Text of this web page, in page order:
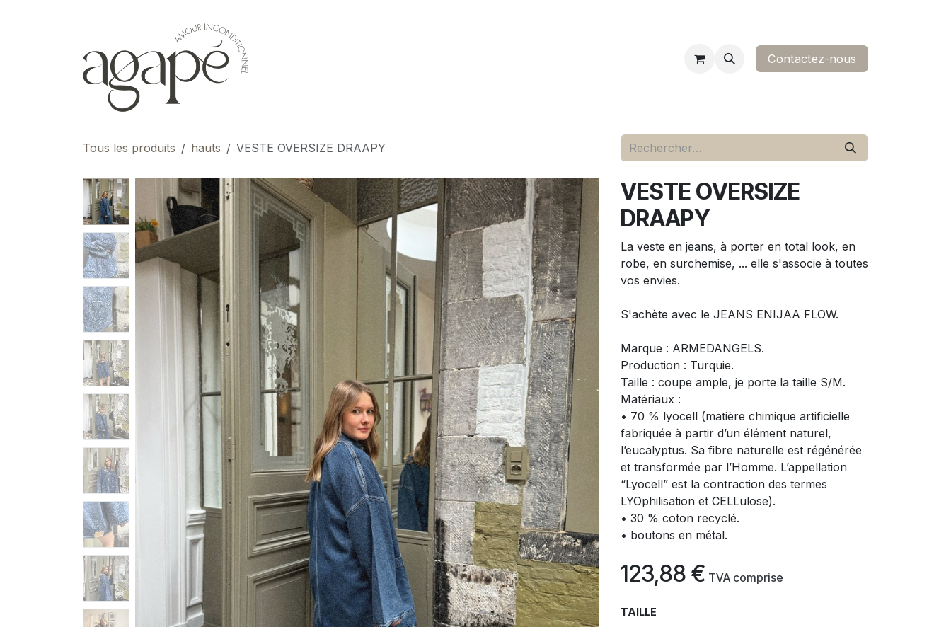
contact Contactez-nous​
Tous les produits hauts VESTE OVERSIZE DRAAPY
VESTE OVERSIZE
DRAAPY
La veste en jeans, à porter en total look, en
robe, en surchemise, ... elle s'associe à toutes
vos envies.
S'achète avec le JEANS ENIJAA FLOW.
Marque : ARMEDANGELS.
Production : Turquie.
Taille : coupe ample, je porte la taille S/M.
Matériaux :
• 70 % lyocell (matière chimique artificielle
fabriquée à partir d’un élément naturel,
l’eucalyptus. Sa fibre naturelle est régénérée
et transformée par l’Homme. L’appellation
“Lyocell” est la contraction des termes
LYOphilisation et CELLulose).
• 30 % coton recyclé.
• boutons en métal.
123,88 € TVA comprise
TAILLE